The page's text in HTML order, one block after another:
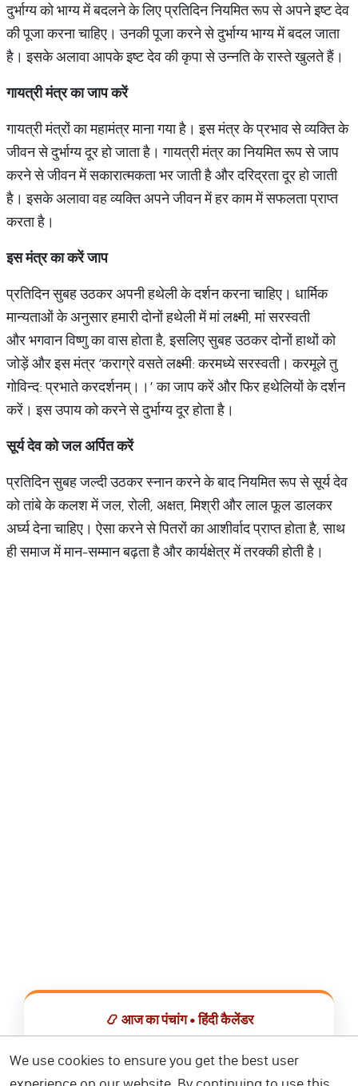
दुर्भाग्य को भाग्य में बदलने के लिए प्रतिदिन नियमित रूप से अपने इष्ट देव
की पूजा करना चाहिए। उनकी पूजा करने से दुर्भाग्य भाग्य में बदल जाता
है। इसके अलावा आपके इष्ट देव की कृपा से उन्नति के रास्ते खुलते हैं।
गायत्रीमंत्रकाजापकरें
गायत्री मंत्रोंका महामंत्र माना गया है। इस मंत्र के प्रभाव से व्यक्ति के
जीवन से दुर्भाग्य दूर हो जाता है। गायत्री मंत्र का नियमित रूप से जाप
करने से जीवन में सकारात्मकता भर जाती है और दरिद्रता दूर हो जाती
है। इसके अलावा वह व्यक्ति अपने जीवन में हर काम में सफलता प्राप्त
करता है।
इसमंत्रकाकरेंजाप
प्रतिदिन सुबह उठकर अपनी हथेली के दर्शन करना चाहिए। धार्मिक
मान्यताओं के अनुसार हमारी दोनों हथेली में मां लक्ष्मी, मां सरस्वती
और भगवान विष्णु का वास होता है, इसलिए सुबह उठकर दोनों हाथों को
जोड़ें और इस मंत्र ‘कराग्रे वसते लक्ष्मी: करमध्ये सरस्वती। करमूले तु
गोविन्द: प्रभाते करदर्शनम्।।’ का जाप करें और फिर हथेलियों के दर्शन
करें। इस उपाय को करने से दुर्भाग्य दूर होता है।
सूर्यदेवकोजलअर्पितकरें
प्रतिदिन सुबह जल्दी उठकर स्नान करने के बाद नियमित रूप से सूर्य देव
को तांबे के कलश में जल, रोली, अक्षत, मिश्री और लाल फूल डालकर
अर्घ्य देना चाहिए। ऐसा करने से पितरों का आशीर्वाद प्राप्त होता है, साथ
ही समाज में मान-सम्मान बढ़ता है और कार्यक्षेत्र में तरक्की होती है।
📿 आज का पंचांग • हिंदी कैलेंडर
We use cookies to ensure you get the best user